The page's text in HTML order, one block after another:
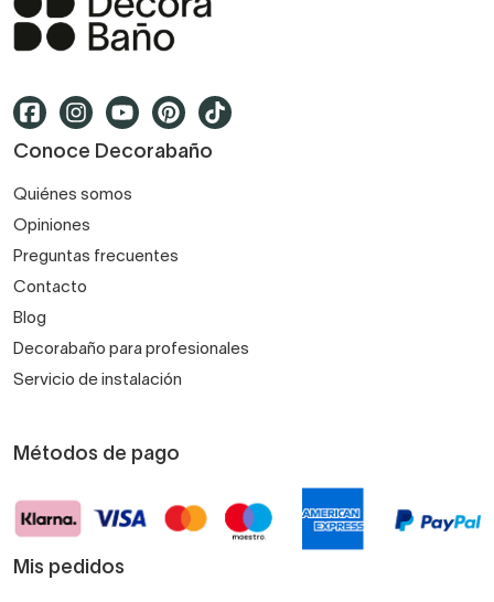
Conoce Decorabaño
Quiénes somos
Opiniones
Preguntas frecuentes
Contacto
Blog
Decorabaño para profesionales
Servicio de instalación
Métodos de pago
Mis pedidos